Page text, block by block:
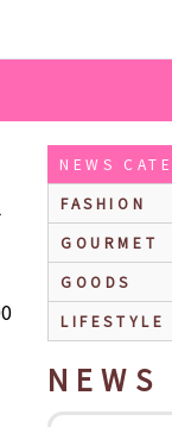
バターの味がじわっ
NEWS
FASHION
GOURMET
GOODS
LIFESTYLE
NEWS